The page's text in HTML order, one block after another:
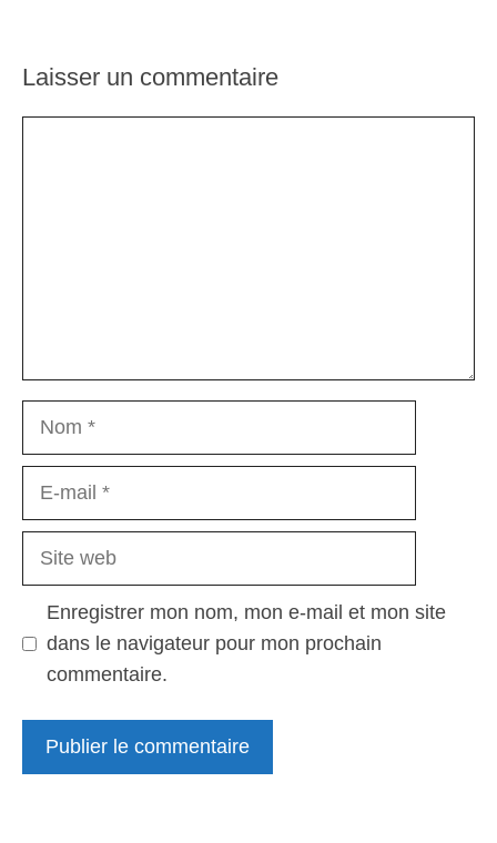
Laisser un commentaire
Nom
Site
Enregistrer mon nom, mon e-mail et mon site
dans le navigateur pour mon prochain
commentaire.